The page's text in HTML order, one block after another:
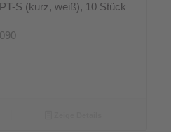
S (kurz, weiß), 10 Stück